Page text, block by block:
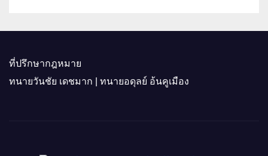
ที่ปรึกษากฎหมาย
ทนายวันชัย เดชมาก | ทนายอดุลย์ อ้นคูเมือง